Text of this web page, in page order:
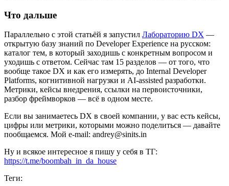
Что дальше
Параллельно с этой статьёй я запустил Лабораторию DX —
открытую базу знаний по Developer Experience на русском:
каталог тем, в который заходишь с конкретным вопросом и
уходишь с ответом. Сейчас там 15 разделов — от того, что
вообще такое DX и как его измерять, до Internal Developer
Platforms, когнитивной нагрузки и AI-assisted разработки.
Метрики, кейсы внедрения, ссылки на первоисточники,
разбор фреймворков — всё в одном месте.
Если вы занимаетесь DX в своей компании, у вас есть кейсы,
цифры или метрики, которыми можно поделиться — давайте
пообщаемся. Мой e-mail: andrey@sinits.in
Ну и всякое интересное я пишу у себя в ТГ:
https://t.me/boombah_in_da_house
Теги: